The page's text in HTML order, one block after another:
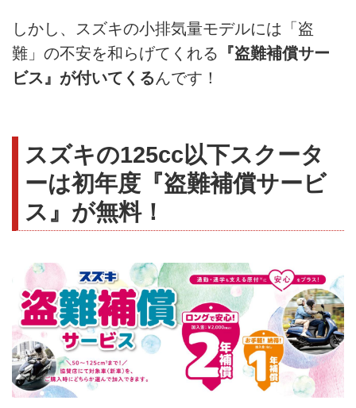
しかし、スズキの小排気量モデルには「盗
難」の不安を和らげてくれる 『盗難補償サー
ビス』が付いてくるんです！
スズキの125cc以下スクータ
ーは初年度『盗難補償サービ
ス』が無料！